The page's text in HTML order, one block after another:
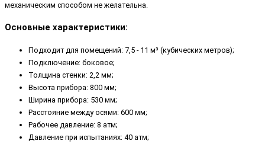
механическим способом не желательна.
Основные характеристики:
Подходит для помещений: 7,5 - 11 м³ (кубических метров);
Подключение: боковое;
Толщина стенки: 2,2 мм;
Высота прибора: 800 мм;
Ширина прибора: 530 мм;
Расстояние между осями: 600 мм;
Рабочее давление: 8 атм;
Давление при испытаниях: 40 атм;